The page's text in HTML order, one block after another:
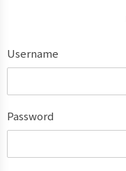
Username
Password